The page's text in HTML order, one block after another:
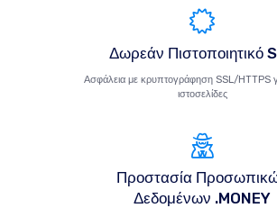
Δωρεάν Πιστοποιητικό
Ασφάλεια με κρυπτογράφηση SSL/HTTPS
ιστοσελίδες
Προστασία
Δεδομένων .MONEY